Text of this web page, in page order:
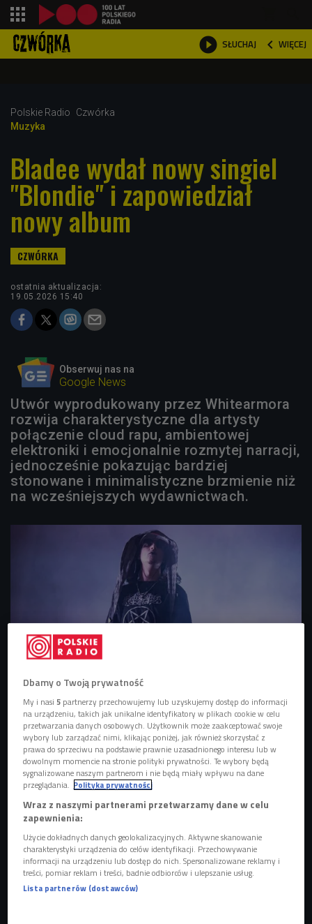
 SŁUCHAJ  WIĘCEJ

Polskie Radio
Czwórka
Muzyka
Bladee wydał nowy singiel
"Blondie" i zapowiedział
nowy album
ostatnia aktualizacja:
19.05.2026 15:40
Obserwuj nas na
Google News
Utwór wyprodukowany przez Whitearmora
rozwija charakterystyczne dla artysty
połączenie cloud rapu, ambientowej
elektroniki i emocjonalnie rozmytej narracji,
jednocześnie pokazując bardziej
stonowane i minimalistyczne brzmienie niż
na wcześniejszych wydawnictwach.
Bladee Foto: Brandon Nagy/Shutterstock/East News
Singiel"Blondie"zapowiada nadchodzący album
Bladee'ego "Sulfur Surfer", który ma się ukazać już 20
maja i będzie pierwszym pełnoprawnym projektem artysty
od czasu"Cold Visions"z 2024 roku. Brzmienie nowego
Whitearmora, która od dawna definiuje estetykę
Bladee’ego, ale tutaj jest jeszcze bardziej oszczędna niż
zwykle. Warstwy dźwiękowe nie dominują, tylko unoszą się
w tle, tworząc wrażenie lekkiego dryfowania. Całość jest
bardziej minimalistyczna niż jego bardziej intensywne
Dbamy o Twoją prywatność
My i nasi5 partnerzy przechowujemy lub uzyskujemy dostęp do informacji
na urządzeniu, takich jak unikalne identyfikatory w plikach cookie w celu
przetwarzania danych osobowych. Użytkownik może zaakceptować swoje
wybory lub zarządzać nimi, klikając poniżej, jak również skorzystać z
prawa do sprzeciwu na podstawie prawnie uzasadnionego interesu lub w
dowolnym momencie na stronie polityki prywatności. Te wybory będą
sygnalizowane naszym partnerom i nie będą miały wpływu na dane
przeglądania. Polityka prywatności
Wraz z naszymi partnerami przetwarzamy dane w celu
zapewnienia:
Użycie dokładnych danych geolokalizacyjnych. Aktywne skanowanie
charakterystyki urządzenia do celów identyfikacji. Przechowywanie
informacji na urządzeniu lub dostęp do nich. Spersonalizowane reklamy i
treści, pomiar reklam i treści, badnie odbiorców i ulepszanie usług.
Lista partnerów (dostawców)